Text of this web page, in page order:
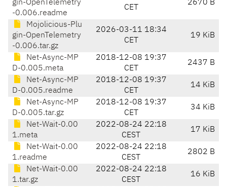
gin-OpenTelemetry
-0.006.readme
CET
2670 B
Mojolicious-Plu
gin-OpenTelemetry
-0.006.tar.gz
2026-03-11 18:34
CET
19 KiB
Net-Async-MP
D-0.005.meta
2018-12-08 19:37
CET
2437 B
Net-Async-MP
D-0.005.readme
2018-12-08 19:37
CET
14 KiB
Net-Async-MP
D-0.005.tar.gz
2018-12-08 19:37
CET
34 KiB
Net-Wait-0.00
1.meta
2022-08-24 22:18
CEST
17 KiB
Net-Wait-0.00
1.readme
2022-08-24 22:18
CEST
2802 B
Net-Wait-0.00
1.tar.gz
2022-08-24 22:18
CEST
16 KiB